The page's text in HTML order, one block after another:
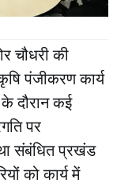
चौधरी की
पंजीकरण कार्य
के दौरान कई
पर
संबंधित प्रखंड
को कार्य में